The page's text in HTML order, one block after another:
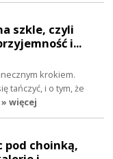
szkle, czyli
i...
krokiem.
tańczyć, i o tym, że
» więcej
pod choinką,